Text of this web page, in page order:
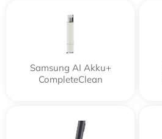
Samsung AI Akku+
CompleteClean